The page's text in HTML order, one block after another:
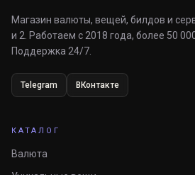
Магазин валюты, вещей, билдов и
и 2. Работаем с 2018 года, более 50
Поддержка 24/7.
Telegram ВКонтакте
КАТАЛОГ
Валюта